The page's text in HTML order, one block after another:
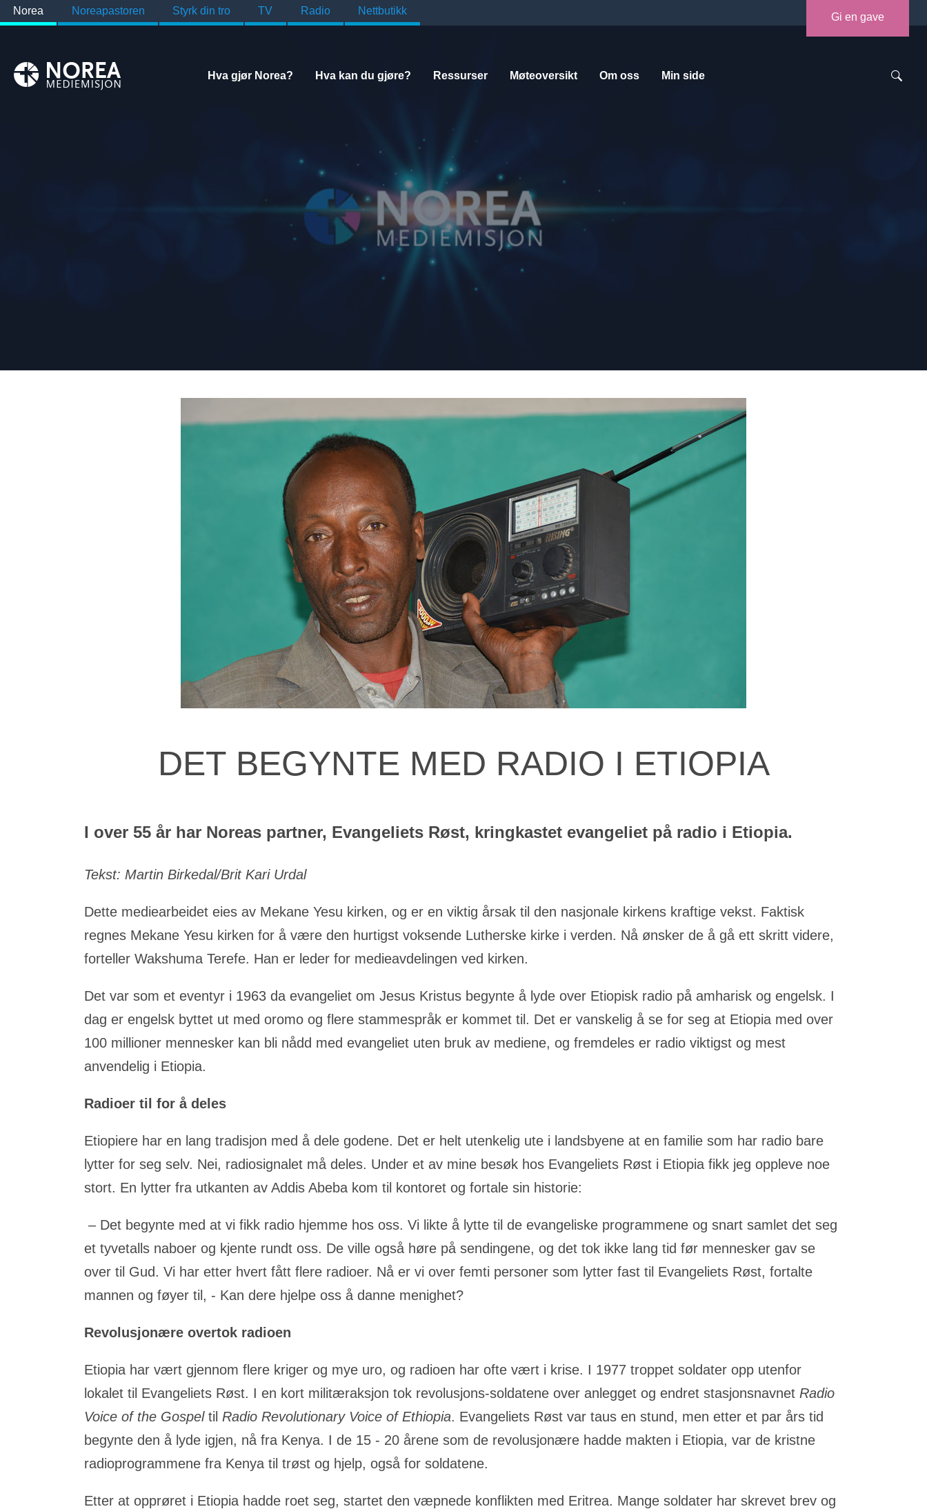
Norea Noreapastoren Styrk din tro TV Radio Nettbutikk
Gi en gave
Hva gjør Norea? Hva kan du gjøre? Ressurser Møteoversikt Om oss Min side
DET BEGYNTE MED RADIO I ETIOPIA
I over 55 år har Noreas partner, Evangeliets Røst, kringkastet evangeliet på radio i Etiopia.
Tekst: Martin Birkedal/Brit Kari Urdal
Dette mediearbeidet eies av Mekane Yesu kirken, og er en viktig årsak til den nasjonale kirkens kraftige vekst. Faktisk
regnes Mekane Yesu kirken for å være den hurtigst voksende Lutherske kirke i verden. Nå ønsker de å gå ett skritt videre,
forteller Wakshuma Terefe. Han er leder for medieavdelingen ved kirken.
Det var som et eventyr i 1963 da evangeliet om Jesus Kristus begynte å lyde over Etiopisk radio på amharisk og engelsk. I
dag er engelsk byttet ut med oromo og flere stammespråk er kommet til. Det er vanskelig å se for seg at Etiopia med over
100 millioner mennesker kan bli nådd med evangeliet uten bruk av mediene, og fremdeles er radio viktigst og mest
anvendelig i Etiopia.
Radioer til for å deles
Etiopiere har en lang tradisjon med å dele godene. Det er helt utenkelig ute i landsbyene at en familie som har radio bare
lytter for seg selv. Nei, radiosignalet må deles. Under et av mine besøk hos Evangeliets Røst i Etiopia fikk jeg oppleve noe
stort. En lytter fra utkanten av Addis Abeba kom til kontoret og fortale sin historie:
– Det begynte med at vi fikk radio hjemme hos oss. Vi likte å lytte til de evangeliske programmene og snart samlet det seg
et tyvetalls naboer og kjente rundt oss. De ville også høre på sendingene, og det tok ikke lang tid før mennesker gav se
over til Gud. Vi har etter hvert fått flere radioer. Nå er vi over femti personer som lytter fast til Evangeliets Røst, fortalte
mannen og føyer til, - Kan dere hjelpe oss å danne menighet?
Revolusjonære overtok radioen
Etiopia har vært gjennom flere kriger og mye uro, og radioen har ofte vært i krise. I 1977 troppet soldater opp utenfor
lokalet til Evangeliets Røst. I en kort militæraksjon tok revolusjons-soldatene over anlegget og endret stasjonsnavnet Radio
Voice of the Gospeltil Radio Revolutionary Voice of Ethiopia. Evangeliets Røst var taus en stund, men etter et par års tid
begynte den å lyde igjen, nå fra Kenya. I de 15 - 20 årene som de revolusjonære hadde makten i Etiopia, var de kristne
radioprogrammene fra Kenya til trøst og hjelp, også for soldatene.
Etter at opprøret i Etiopia hadde roet seg, startet den væpnede konflikten med Eritrea. Mange soldater har skrevet brev og